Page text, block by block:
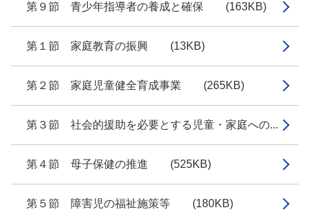
第９節 青少年指導者の養成と確保 (163KB)
第１節 家庭教育の振興 (13KB)
第２節 家庭児童健全育成事業 (265KB)
第３節 社会的援助を必要とする児童・家庭への...
第４節 母子保健の推進 (525KB)
第５節 障害児の福祉施策等 (180KB)